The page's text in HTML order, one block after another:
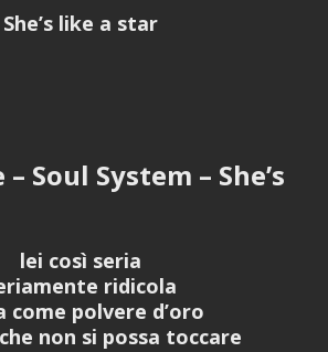
She’s like a star
Soul System – She’s
lei così seria
ridicola
come polvere d’oro
non si possa toccare